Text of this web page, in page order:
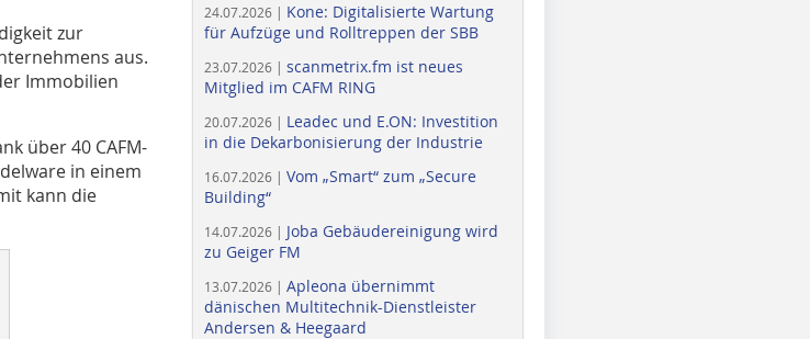
zur
aus.
Immobilien
über 40 CAFM-
in einem
kann die
24.07.2026 | Kone: Digitalisierte Wartung
für Aufzüge und Rolltreppen der SBB
23.07.2026 | scanmetrix.fm ist neues
Mitglied im CAFM RING
20.07.2026 | Leadec und E.ON: Investition
in die Dekarbonisierung der Industrie
16.07.2026 | Vom „Smart“ zum „Secure
Building“
14.07.2026 | Joba Gebäudereinigung wird
zu Geiger FM
13.07.2026 | Apleona übernimmt
dänischen Multitechnik-Dienstleister
Andersen & Heegaard